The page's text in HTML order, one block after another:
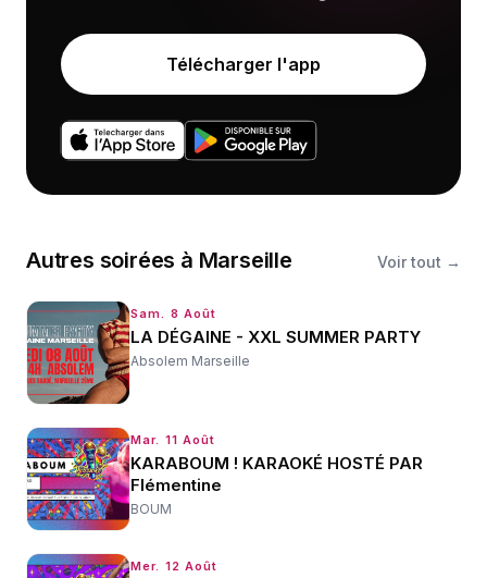
Télécharger l'app
Autres soirées à Marseille Voir tout →
Sam. 8 Août
LA DÉGAINE - XXL SUMMER PARTY
Absolem Marseille
Mar. 11 Août
KARABOUM ! KARAOKÉ HOSTÉ PAR
Flémentine
BOUM
Mer. 12 Août